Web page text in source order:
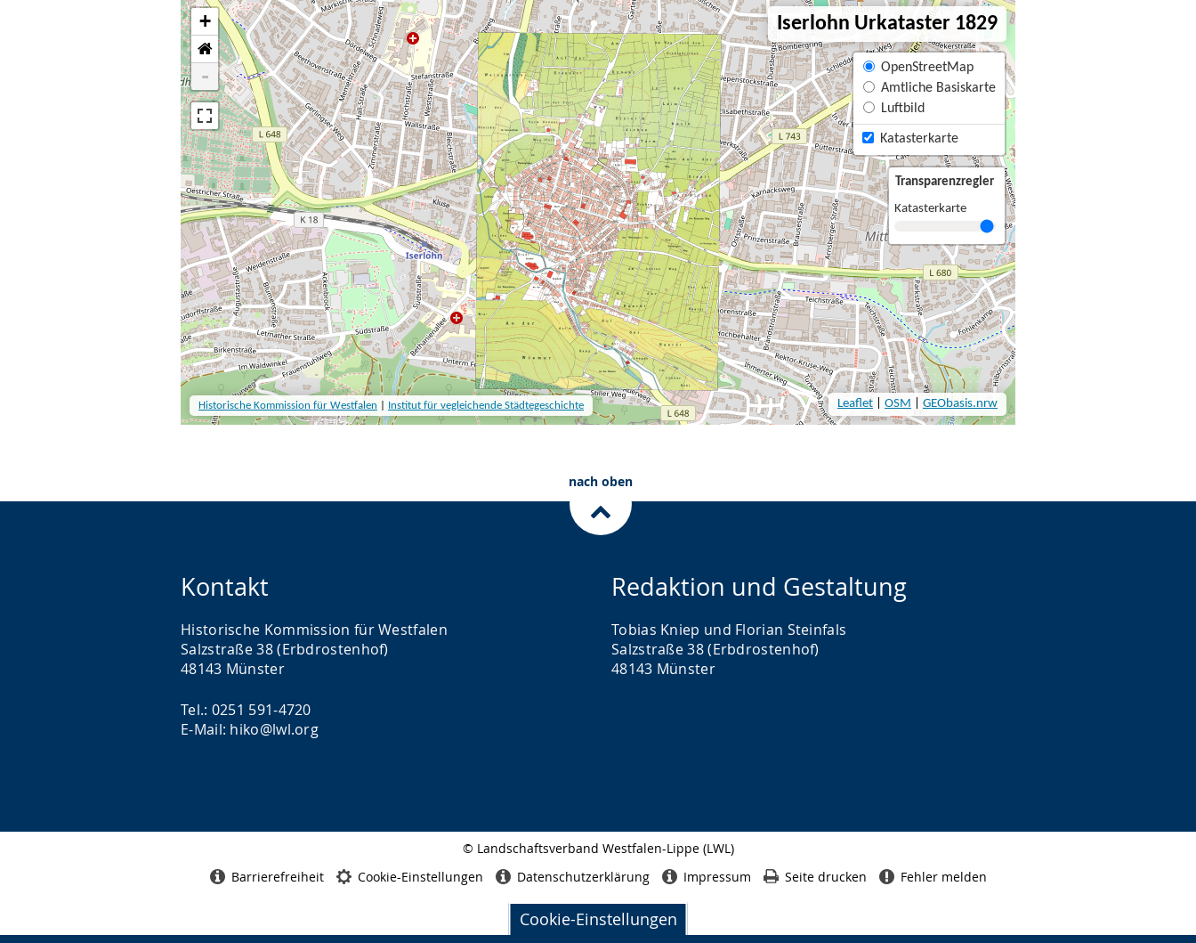
Cookie-Einstellungen
nach oben
Kontakt
Historische Kommission für Westfalen
Salzstraße 38 (Erbdrostenhof)
48143 Münster
Tel.: 0251 591-4720
E-Mail: hiko@lwl.org
Redaktion und Gestaltung
Tobias Kniep und Florian Steinfals
Salzstraße 38 (Erbdrostenhof)
48143 Münster
© Landschaftsverband Westfalen-Lippe (LWL)
Barrierefreiheit Cookie-Einstellungen Datenschutzerklärung Impressum Seite drucken Fehler melden